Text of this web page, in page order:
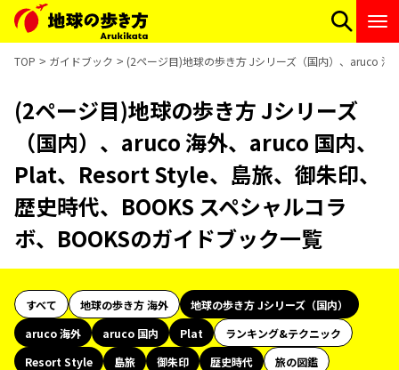
TOP ガイドブック (2ページ目)地球の歩き方 Jシリーズ（国内）、aruco
(2ページ目)地球の歩き方 Jシリーズ
（国内）、aruco 海外、aruco 国内、
Plat、Resort Style、島旅、御朱印、
歴史時代、BOOKS スペシャルコラ
ボ、BOOKSのガイドブック一覧
すべて 地球の歩き方 海外
地球の歩き方 Jシリーズ（国内）
aruco 海外
aruco 国内 Plat
ランキング&テクニック
Resort Style
島旅 御朱印 歴史時代
旅の図鑑